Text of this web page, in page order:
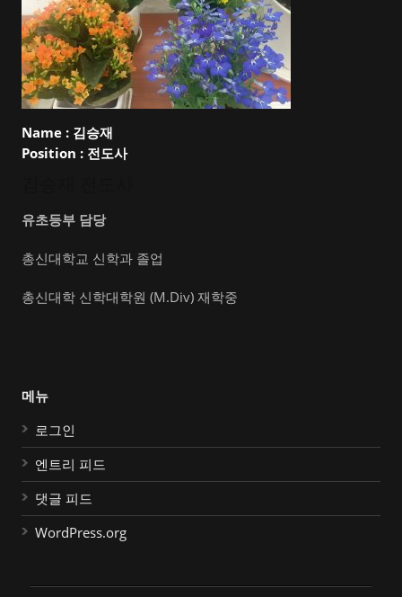
Name : 김승재
Position : 전도사
유초등부 담당
총신대학교 신학과 졸업
총신대학 신학대학원 (M.Div) 재학중
메뉴
로그인
엔트리 피드
댓글 피드
WordPress.org